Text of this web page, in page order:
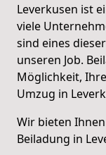
Leverkusen ist
viele
sind eines
unseren Job.
Möglichkeit,
Umzug in
Wir bieten
Beiladung in